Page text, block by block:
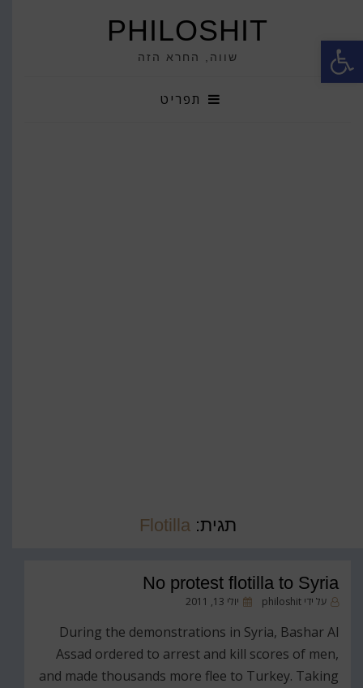
פתח סרגל נגישות PHILOSHIT
שווה, החרא הזה
תפריט
תגית:Flotilla
No protest flotilla to Syria
על ידי philoshit
פורסם
יולי 13, 2011
During the demonstrations in Syria, Bashar Al
Assad ordered to arrest and kill scores of men,
and made thousands more flee to Turkey. Taking